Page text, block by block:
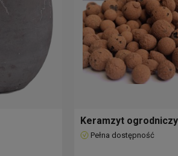
Keramzyt
Pełna dostępność